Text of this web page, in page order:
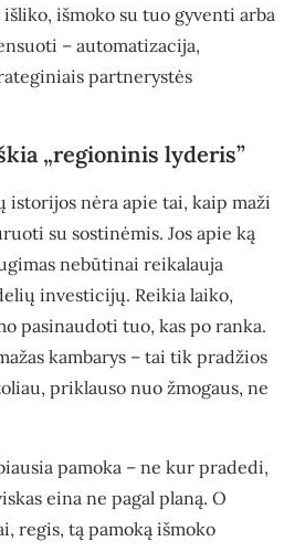
išmoko su tuo gyventi arba
– automatizacija,
partnerystės
„regioninis lyderis”
istorijos nėra apie tai, kaip maži
su sostinėmis. Jos apie ką
nebūtinai reikalauja
investicijų. Reikia laiko,
pasinaudoti tuo, kas po ranka.
kambarys – tai tik pradžios
priklauso nuo žmogaus, ne
pamoka – ne kur pradedi,
eina ne pagal planą. O
regis, tą pamoką išmoko